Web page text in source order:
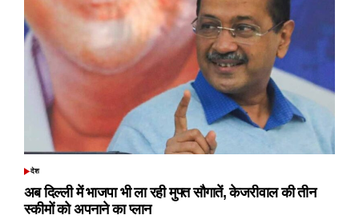
POSTED
देश
अब दिल्ली में भाजपा भी ला रही मुफ्त सौगातें, केजरीवाल की तीन
स्कीमों को अपनाने का प्लान